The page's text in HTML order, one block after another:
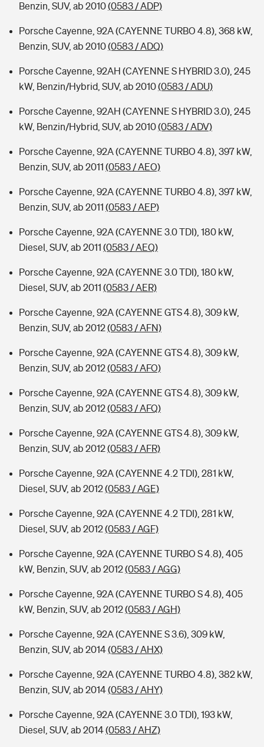
Benzin, SUV, ab 2010(0583 / ADP)
Porsche Cayenne, 92A (CAYENNE TURBO 4.8), 368 kW,
Benzin, SUV, ab 2010(0583 / ADQ)
Porsche Cayenne, 92AH (CAYENNE S HYBRID 3.0), 245
kW, Benzin/Hybrid, SUV, ab 2010(0583 / ADU)
Porsche Cayenne, 92AH (CAYENNE S HYBRID 3.0), 245
kW, Benzin/Hybrid, SUV, ab 2010(0583 / ADV)
Porsche Cayenne, 92A (CAYENNE TURBO 4.8), 397 kW,
Benzin, SUV, ab 2011 (0583 / AEO)
Porsche Cayenne, 92A (CAYENNE TURBO 4.8), 397 kW,
Benzin, SUV, ab 2011 (0583 / AEP)
Porsche Cayenne, 92A (CAYENNE 3.0 TDI), 180 kW,
Diesel, SUV, ab 2011 (0583 / AEQ)
Porsche Cayenne, 92A (CAYENNE 3.0 TDI), 180 kW,
Diesel, SUV, ab 2011 (0583 / AER)
Porsche Cayenne, 92A (CAYENNE GTS 4.8), 309 kW,
Benzin, SUV, ab 2012(0583 / AFN)
Porsche Cayenne, 92A (CAYENNE GTS 4.8), 309 kW,
Benzin, SUV, ab 2012(0583 / AFO)
Porsche Cayenne, 92A (CAYENNE GTS 4.8), 309 kW,
Benzin, SUV, ab 2012(0583 / AFQ)
Porsche Cayenne, 92A (CAYENNE GTS 4.8), 309 kW,
Benzin, SUV, ab 2012(0583 / AFR)
Porsche Cayenne, 92A (CAYENNE 4.2 TDI), 281 kW,
Diesel, SUV, ab 2012(0583 / AGE)
Porsche Cayenne, 92A (CAYENNE 4.2 TDI), 281 kW,
Diesel, SUV, ab 2012(0583 / AGF)
Porsche Cayenne, 92A (CAYENNE TURBO S 4.8), 405
kW, Benzin, SUV, ab 2012(0583 / AGG)
Porsche Cayenne, 92A (CAYENNE TURBO S 4.8), 405
kW, Benzin, SUV, ab 2012(0583 / AGH)
Porsche Cayenne, 92A (CAYENNE S 3.6), 309 kW,
Benzin, SUV, ab 2014(0583 / AHX)
Porsche Cayenne, 92A (CAYENNE TURBO 4.8), 382 kW,
Benzin, SUV, ab 2014(0583 / AHY)
Porsche Cayenne, 92A (CAYENNE 3.0 TDI), 193 kW,
Diesel, SUV, ab 2014(0583 / AHZ)